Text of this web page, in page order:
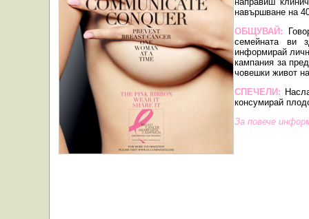
навършване на
ОБЩУВАЙ:
семейната ви
информирай
кампания за
човешки живот
СПЕЧЕЛИ:
консумирай
За повече